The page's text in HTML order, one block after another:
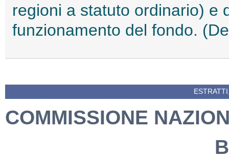
regioni a statuto ordinario) e
funzionamento del fondo.
COMMISSIONE